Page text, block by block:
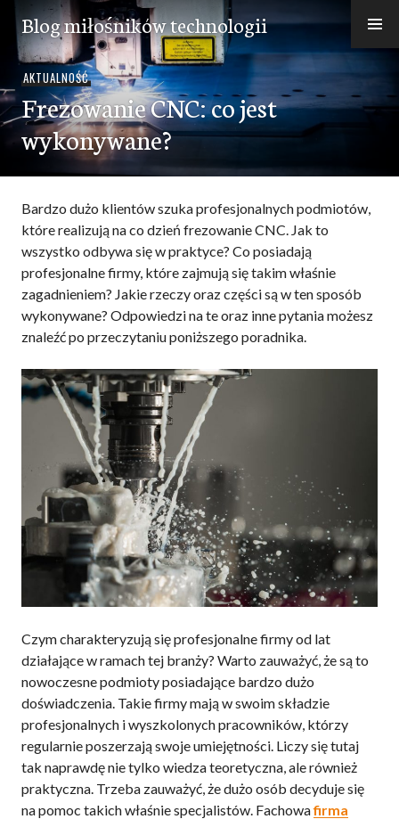
Przejdź
treści
Blog miłośników technologii
AKTUALNOŚĆ
Frezowanie CNC: co jest
wykonywane?
Bardzo dużo klientów szuka profesjonalnych podmiotów,
które realizują na co dzień frezowanie CNC. Jak to
wszystko odbywa się w praktyce? Co posiadają
profesjonalne firmy, które zajmują się takim właśnie
zagadnieniem? Jakie rzeczy oraz części są w ten sposób
wykonywane? Odpowiedzi na te oraz inne pytania możesz
znaleźć po przeczytaniu poniższego poradnika.
Czym charakteryzują się profesjonalne firmy od lat
działające w ramach tej branży? Warto zauważyć, że są to
nowoczesne podmioty posiadające bardzo dużo
doświadczenia. Takie firmy mają w swoim składzie
profesjonalnych i wyszkolonych pracowników, którzy
regularnie poszerzają swoje umiejętności. Liczy się tutaj
tak naprawdę nie tylko wiedza teoretyczna, ale również
praktyczna. Trzeba zauważyć, że dużo osób decyduje się
na pomoc takich właśnie specjalistów. Fachowafirma